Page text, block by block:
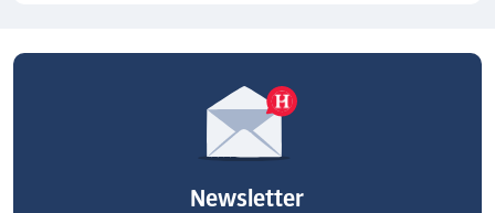
Newsletter